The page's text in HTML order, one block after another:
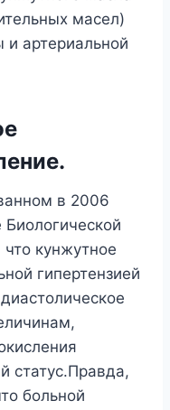
масел)
и артериальной
в 2006
кунжутное
гипертензией
статус.Правда,
больной